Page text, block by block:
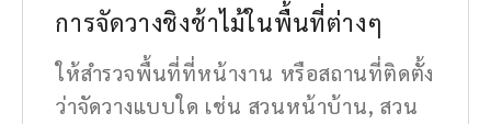
การจัดวางชิงช้าไม้ในพื้นที่ต่างๆ
ให้สำรวจพื้นที่ที่หน้างาน หรือสถานที่ติดตั้ง
ว่าจัดวางแบบใด เช่น สวนหน้าบ้าน, สวน